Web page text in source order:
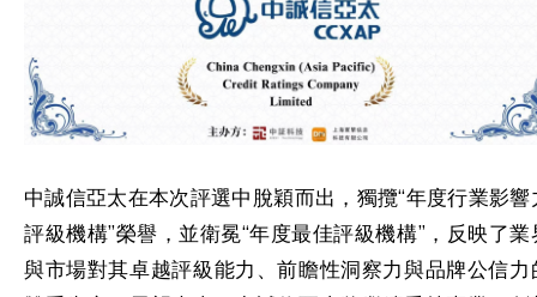
中誠信亞太在本次評選中脫穎而出，獨攬“年度行業影響
評級機構”榮譽，並衛冕“年度最佳評級機構”，反映了業
與市場對其卓越評級能力、前瞻性洞察力與品牌公信力